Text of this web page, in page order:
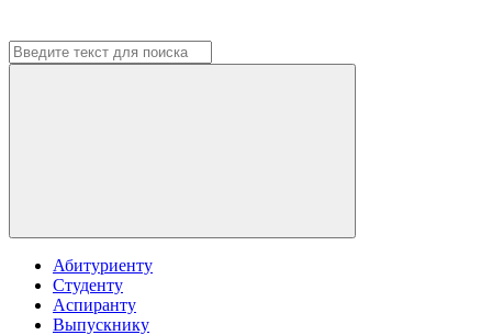
Абитуриенту
Студенту
Аспиранту
Выпускнику